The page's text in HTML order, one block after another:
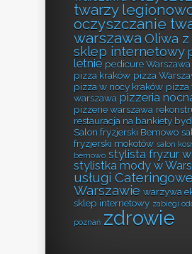
twarzy
oczyszczanie
warszawa Oliwa
sklep internetowy
letnie pedicure
pizza kraków pizza
pizza w nocy kraków pizza
warszawa pizzeria
pizzerie warszawa
restauracja na bankiety
Salon fryzjerski Bemowo
fryzjerski mokotów salon
bemowo stylista fryzur
stylistka mody w
usługi
Warszawie warzywa
sklep internetowy zabiegi
poznań zdrowie